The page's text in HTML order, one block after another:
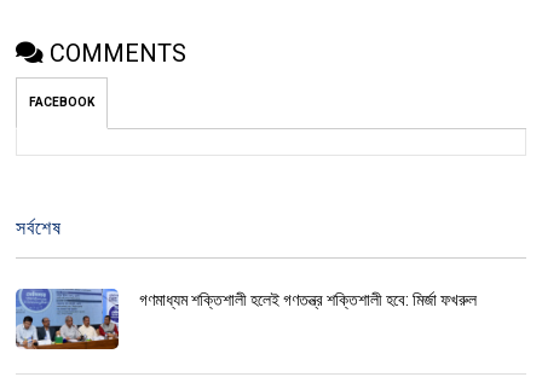
COMMENTS
FACEBOOK
সর্বশেষ
গণমাধ্যম শক্তিশালী হলেই গণতন্ত্র শক্তিশালী হবে: মির্জা ফখরুল